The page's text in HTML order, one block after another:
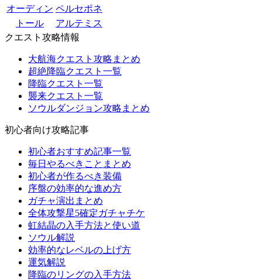
オーディン ペルセポネ
トール
アルテミス
クエスト攻略情報
大航海クエスト攻略まとめ
超絶降臨クエスト一覧
降臨クエスト一覧
襲来クエスト一覧
ソウルダンジョン攻略まとめ
初心者向け攻略記事
初心者おすすめ記事一覧
毎日やるべきことまとめ
初心者が作るべき装備
序盤の効率的な進め方
ガチャ演出まとめ
全体攻撃星5確定ガチャチケ
虹結晶の入手方法と使い道
ソウル解説
効率的なレベルの上げ方
運気解説
降臨のリングの入手方法